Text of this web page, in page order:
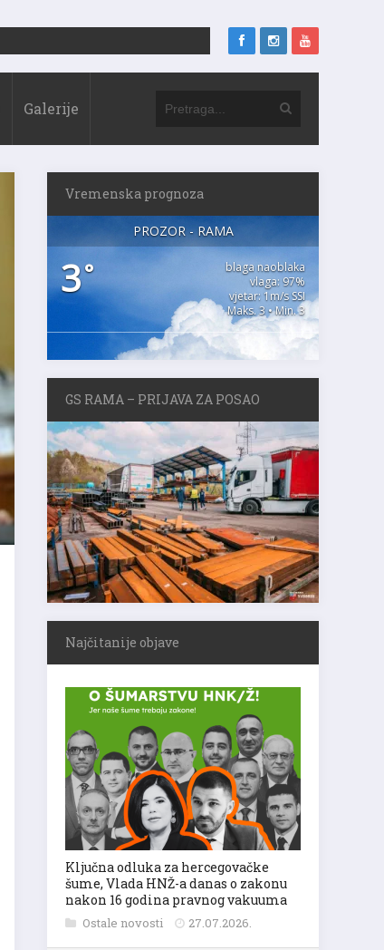
Galerije
Vremenska prognoza
PROZOR - RAMA
3°
blaga naoblaka
vlaga: 97%
vjetar: 1m/s SSI
Maks. 3 • Min. 3
GS RAMA – PRIJAVA ZA POSAO
Najčitanije objave
Ključna odluka za hercegovačke
šume, Vlada HNŽ-a danas o zakonu
nakon 16 godina pravnog vakuuma
Ostale novosti 27.07.2026.